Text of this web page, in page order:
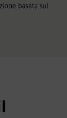
basata sul